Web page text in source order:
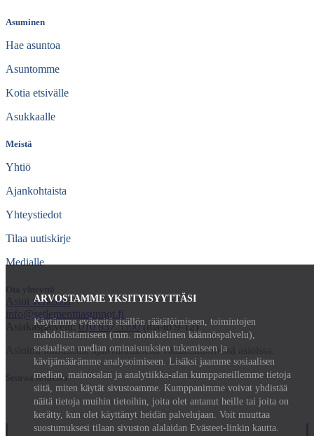
ARVOSTAMME YKSITYISYYTTÄSI
Käytämme evästeitä sisällön räätälöimiseen, toimintojen
mahdollistamiseen (mm. monikielinen käännöspalvelu),
sosiaalisen median ominaisuuksien tukemiseen ja
kävijämäärämme analysoimiseen. Lisäksi jaamme sosiaalisen
median, mainosalan ja analytiikka-alan kumppaneillemme tietoja
siitä, miten käytät sivustoamme. Kumppanimme voivat yhdistää
näitä tietoja muihin tietoihin, joita olet antanut heille tai joita on
kerätty, kun olet käyttänyt heidän palvelujaan. Voit muuttaa
suostumuksesi tilaan sivuston alalaidan Evästeet-linkin kautta.
Asuminen
Hae asuntoa
Asuntomme
Kotia etsivälle
Asukkaalle
Meistä
Yhtiö
Ajankohtaista
Yhteystiedot
Tilaa uutiskirje
Medialle
Asioi verkossa
info@setlementtiasunnot.fi
Asiakaspalvelu: 010 837 5300(ma-to 9-12)
Asiointi toimistolla ajanvarauksella välttämättömissä asioissa.
Seuraa somessa